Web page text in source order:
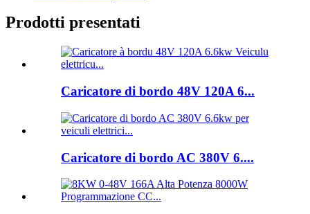
Prodotti presentati
Caricatore di bordo 48V 120A 6...
Caricatore di bordo AC 380V 6....